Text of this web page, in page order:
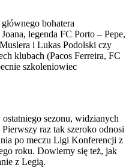
bohatera
legenda FC Porto – Pepe,
i Lukas Podolski czy
klubach (Pacos Ferreira, FC
szkoleniowiec
sezonu, widzianych
raz tak szeroko odnosi
po meczu Ligi Konferencji z
roku. Dowiemy się też, jak
z Legią.